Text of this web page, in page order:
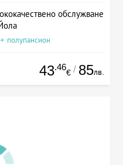
обслужване
полупансион
43.46
€ / 85лв.